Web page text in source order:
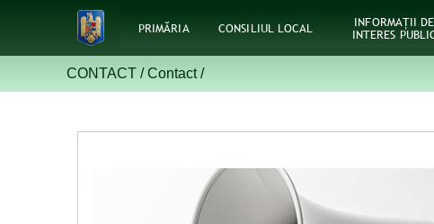
PRIMĂRIA CONSILIUL LOCAL INFORMAŢII DE
INTERES
CONTACT /Contact/